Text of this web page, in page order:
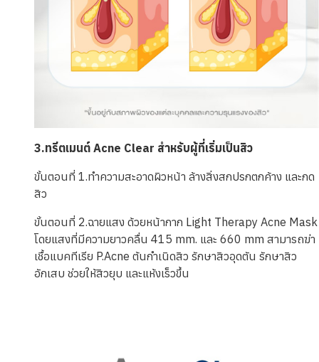
3.ทรีตเมนต์ Acne Clear สำหรับผู้ที่เริ่มเป็นสิว
ขั้นตอนที่ 1.ทำความสะอาดผิวหน้า ล้างสิ่งสกปรกตกค้าง และกด
สิว
ขั้นตอนที่ 2.ฉายแสง ด้วยหน้ากาก Light Therapy Acne Mask
โดยแสงที่มีความยาวคลื่น 415 mm. และ 660 mm สามารถฆ่า
เชื้อแบคทีเรีย P.Acne ต้นกำเนิดสิว รักษาสิวอุดตัน รักษาสิว
อักเสบ ช่วยให้สิวยุบ และแห้งเร็วขึ้น